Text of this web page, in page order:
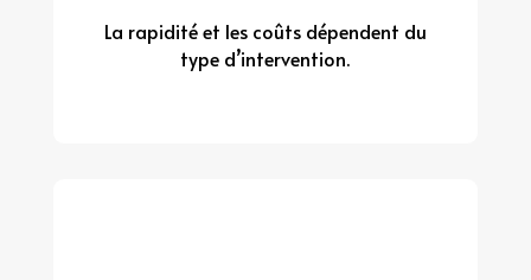
La rapidité et les coûts dépendent du
type d’intervention.